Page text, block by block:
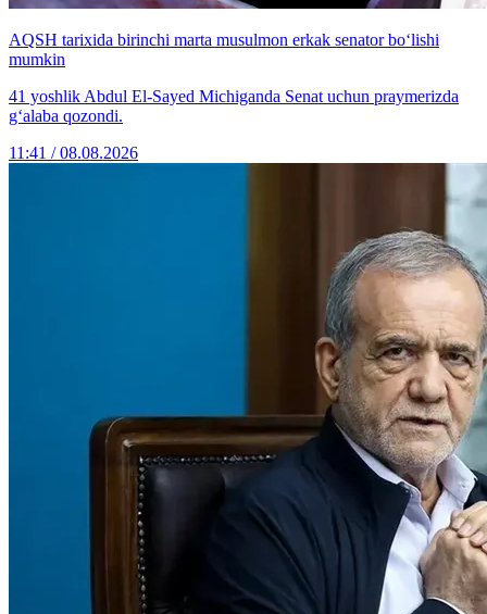
AQSH tarixida birinchi marta musulmon erkak senator bo‘lishi
mumkin
41 yoshlik Abdul El-Sayed Michiganda Senat uchun praymerizda
g‘alaba qozondi.
11:41 / 08.08.2026